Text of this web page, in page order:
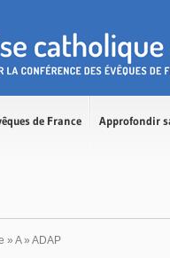
de France Approfondir
» A» ADAP